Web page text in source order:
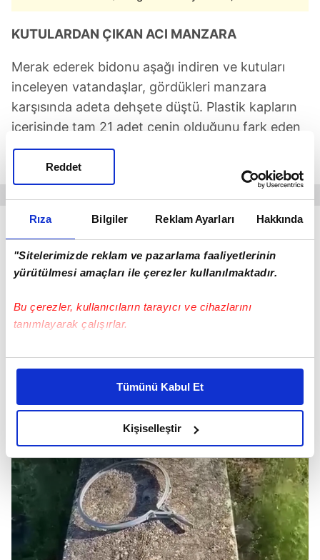
Rıza Bilgiler Reklam Ayarları Hakkında
"Sitelerimizde reklam ve pazarlama faaliyetlerinin
yürütülmesi amaçları ile çerezler kullanılmaktadır.
Bu çerezler, kullanıcıların tarayıcı ve cihazlarını
tanımlayarak çalışırlar.
Bu çerezlere izin vermeniz halinde sizlere özel
daha iyi reklam deneyimi yaşatabiliriz. Bunu yaparken
amacımızın size daha iyi bir reklam deneyimi sunmak
olduğunu ve sizlere en iyi içerikleri sunabilmek adına
elimizden gelen çabayı gösterdiğimizi ve bu noktada,
reklamların maliyetlerimizi karşılamak noktasında tek gelir
kalemimiz olduğunu sizlere hatırlatmak isteriz.
Her halükârda, kullanıcılar, bu çerezlere izin vermedikleri
takdirde, kullanıcılara hedefli reklamlar
gösterilmeyecektir."
Tümünü Kabul Et
Kişiselleştir
Reddet
KUTULARDAN ÇIKAN ACI MANZARA
Merak ederek bidonu aşağı indiren ve kutuları
inceleyen vatandaşlar, gördükleri manzara
karşısında adeta dehşete düştü. Plastik kapların
içerisinde tam 21 adet cenin olduğunu fark eden
çevre sakinleri, durumu vakit kaybetmeden
emniyet güçlerine bildirdi.